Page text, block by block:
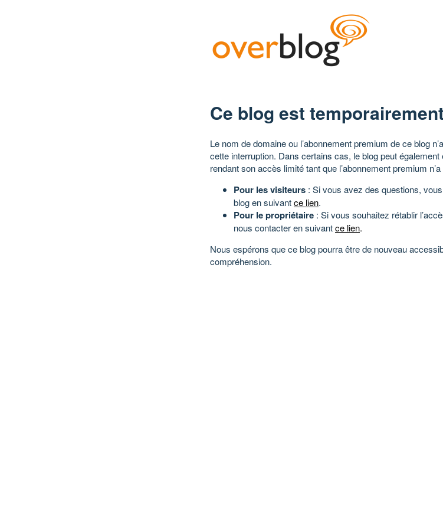
Ce blog est
Le nom de domaine ou l’abonnement premium de ce blog
cette interruption. Dans certains cas, le blog peut
rendant son accès limité tant que l’abonnement premium
Pour les visiteurs : Si vous avez des questions,
blog en suivantce lien.
Pour le propriétaire : Si vous souhaitez rétablir
nous contacter en suivantce lien.
Nous espérons que ce blog pourra être de nouveau
compréhension.